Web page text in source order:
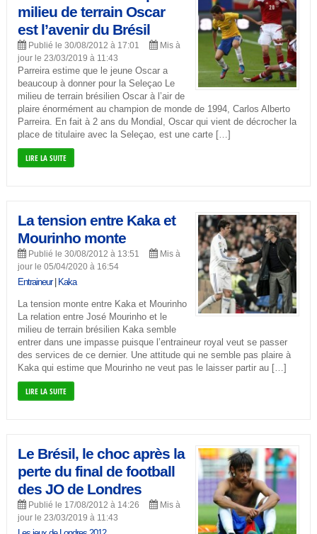
milieu de terrain Oscar
est l’avenir du Brésil
Publié le 30/08/2012 à 17:01
Mis à
jour le 23/03/2019 à 11:43
Parreira estime que le jeune Oscar a
beaucoup à donner pour la Seleçao Le
milieu de terrain brésilien Oscar à l’air de
plaire énormément au champion de monde de 1994, Carlos Alberto
Parreira. En fait à 2 ans du Mondial, Oscar qui vient de décrocher la
place de titulaire avec la Seleçao, est une carte […]
LIRE LA SUITE
La tension entre Kaka et
Mourinho monte
Publié le 30/08/2012 à 13:51
Mis à
jour le 05/04/2020 à 16:54
Entraineur| Kaka
La tension monte entre Kaka et Mourinho
La relation entre José Mourinho et le
milieu de terrain brésilien Kaka semble
entrer dans une impasse puisque l’entraineur royal veut se passer
des services de ce dernier. Une attitude qui ne semble pas plaire à
Kaka qui estime que Mourinho ne veut pas le laisser partir au […]
LIRE LA SUITE
Le Brésil, le choc après la
perte du final de football
des JO de Londres
Publié le 17/08/2012 à 14:26
Mis à
jour le 23/03/2019 à 11:43